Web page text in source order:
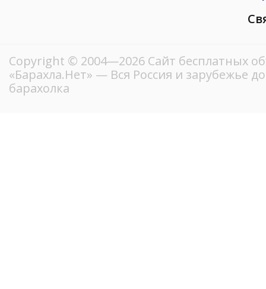
Copyright © 2004—2026 Сайт бесплатных
«Барахла.Нет» — Вся Россия и зарубежье
барахолка